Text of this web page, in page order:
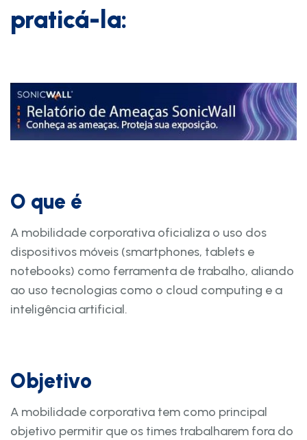
praticá-la:
O que é
A mobilidade corporativa oficializa o uso dos
dispositivos móveis (smartphones, tablets e
notebooks) como ferramenta de trabalho, aliando
ao uso tecnologias como o cloud computing e a
inteligência artificial.
Objetivo
A mobilidade corporativa tem como principal
objetivo permitir que os times trabalharem fora do